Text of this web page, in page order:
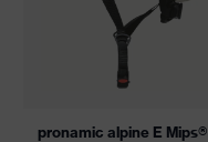
pronamic alpine E Mips®